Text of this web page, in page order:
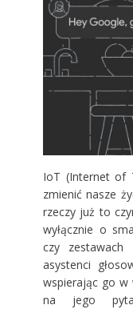
IoT (Internet of
zmienić nasze
rzeczy już to
wyłącznie o
czy
asystenci
wspierając go w
na jego